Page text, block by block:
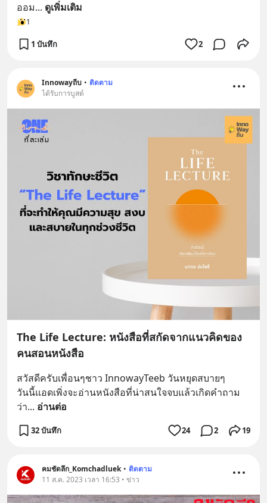
ออม... ดูเพิ่มเติม
1
1 บันทึก 2
Innowayถีบ • ติดตาม
ได้รับการบูสต์
The Life Lecture: หนังสือที่สกัดจากแนวคิดของ
คนสอนหนังสือ
สวัสดีครับเพื่อนๆชาว InnowayTeeb วันหยุดสบายๆ
วันนี้แอดเพิ่งจะอ่านหนังสือที่น่าสนใจจบแล้วเกิดคำถาม
ว่า... อ่านต่อ
32 บันทึก 24 2 19
คมชัดลึก_Komchadluek • ติดตาม
11 ส.ค. 2023 เวลา 16:53 • ข่าว